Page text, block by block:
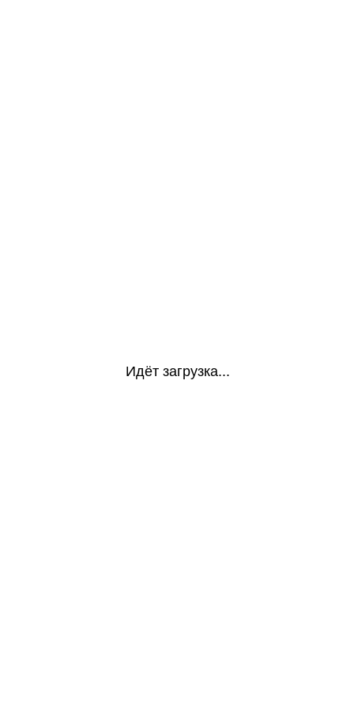
Идёт загрузка...